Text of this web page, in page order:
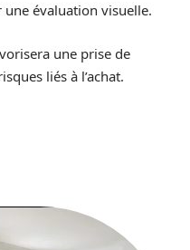
évaluation visuelle.
une prise de
liés à l’achat.